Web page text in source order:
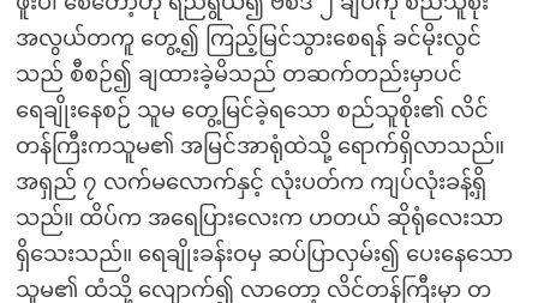
အလွယ်တကူ တွေ့၍ ကြည့်မြင်သွားစေရန် ခင်မိုးလွင်
သည် စီစဉ်၍ ချထားခဲ့မိသည် တဆက်တည်းမှာပင်
ရေချိုးနေစဉ် သူမ တွေ့မြင်ခဲ့ရသော စည်သူစိုး၏ လိင်
တန်ကြီးကသူမ၏ အမြင်အာရုံထဲသို့ ရောက်ရှိလာသည်။
အရှည် ၇ လက်မလောက်နှင့် လုံးပတ်က ကျပ်လုံးခန့်ရှိ
သည်။ ထိပ်က အရေပြားလေးက ဟတယ် ဆိုရုံလေးသာ
ရှိသေးသည်။ ရေချိုးခန်းဝမှ ဆပ်ပြာလှမ်း၍ ပေးနေသော
သူမ၏ ထံသို့ လျောက်၍ လာတော့ လိင်တန်ကြီးမှာ တ